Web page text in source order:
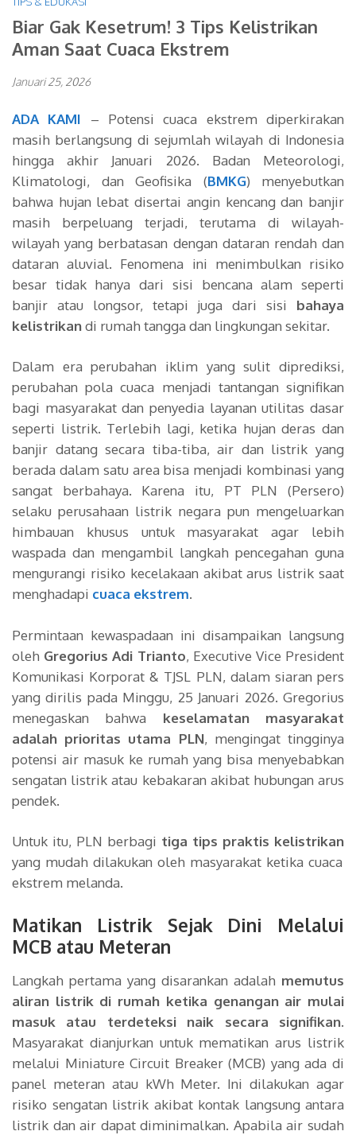
Biar Gak Kesetrum! 3 Tips Kelistrikan
Aman Saat Cuaca Ekstrem
Januari 25, 2026
ADA KAMI – Potensi cuaca ekstrem diperkirakan
masih berlangsung di sejumlah wilayah di Indonesia
hingga akhir Januari 2026. Badan Meteorologi,
Klimatologi, dan Geofisika (BMKG) menyebutkan
bahwa hujan lebat disertai angin kencang dan banjir
masih berpeluang terjadi, terutama di wilayah-
wilayah yang berbatasan dengan dataran rendah dan
dataran aluvial. Fenomena ini menimbulkan risiko
besar tidak hanya dari sisi bencana alam seperti
banjir atau longsor, tetapi juga dari sisi bahaya
kelistrikandi rumah tangga dan lingkungan sekitar.
Dalam era perubahan iklim yang sulit diprediksi,
perubahan pola cuaca menjadi tantangan signifikan
bagi masyarakat dan penyedia layanan utilitas dasar
seperti listrik. Terlebih lagi, ketika hujan deras dan
banjir datang secara tiba-tiba, air dan listrik yang
berada dalam satu area bisa menjadi kombinasi yang
sangat berbahaya. Karena itu, PT PLN (Persero)
selaku perusahaan listrik negara pun mengeluarkan
himbauan khusus untuk masyarakat agar lebih
waspada dan mengambil langkah pencegahan guna
mengurangi risiko kecelakaan akibat arus listrik saat
menghadapi cuaca ekstrem.
Permintaan kewaspadaan ini disampaikan langsung
oleh Gregorius Adi Trianto, Executive Vice President
Komunikasi Korporat & TJSL PLN, dalam siaran pers
yang dirilis pada Minggu, 25 Januari 2026. Gregorius
menegaskan bahwa keselamatan masyarakat
adalah prioritas utama PLN, mengingat tingginya
potensi air masuk ke rumah yang bisa menyebabkan
sengatan listrik atau kebakaran akibat hubungan arus
pendek.
Untuk itu, PLN berbagi tiga tips praktis kelistrikan
yang mudah dilakukan oleh masyarakat ketika cuaca
ekstrem melanda.
Matikan Listrik Sejak Dini Melalui
MCB atau Meteran
Langkah pertama yang disarankan adalah memutus
aliran listrik di rumah ketika genangan air mulai
masuk atau terdeteksi naik secara signifikan.
Masyarakat dianjurkan untuk mematikan arus listrik
melalui Miniature Circuit Breaker (MCB) yang ada di
panel meteran atau kWh Meter. Ini dilakukan agar
risiko sengatan listrik akibat kontak langsung antara
listrik dan air dapat diminimalkan. Apabila air sudah